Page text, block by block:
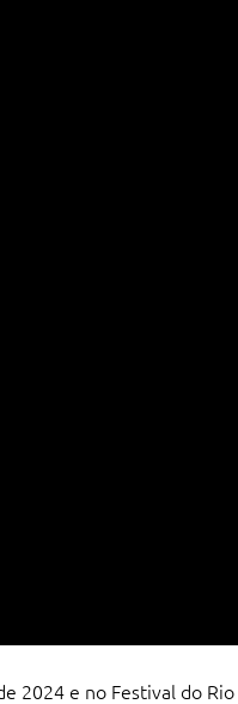
2024 e no Festival do